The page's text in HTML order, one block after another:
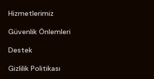
Hizmetlerimiz
Güvenlik Önlemleri
Destek
Gizlilik Politikası